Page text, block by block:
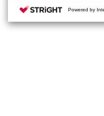
17)胸部関節用ス
Powered by